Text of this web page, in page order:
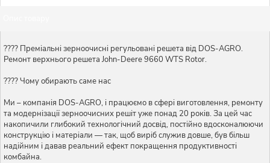
???? Преміальні зерноочисні регульовані решета від DOS-AGRO.
Ремонт верхнього решета John-Deere 9660 WTS Rotor.
???? Чому обирають саме нас
Ми – компанія DOS-AGRO, і працюємо в сфері виготовлення, ремонту
та модернізації зерноочисних решіт уже понад 20 років. За цей час
накопичили глибокий технологічний досвід, постійно вдосконалюючи
конструкцію і матеріали — так, щоб виріб служив довше, був більш
надійним і давав реальний ефект покращення продуктивності
комбайна.